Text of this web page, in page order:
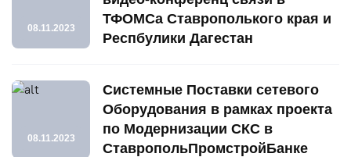
08.11.2023
ТФОМСа Ставрополького края и
Респбулики Дагестан
08.11.2023
Системные Поставки сетевого
Оборудования в рамках проекта
по Модернизации СКС в
СтавропольПромстройБанке